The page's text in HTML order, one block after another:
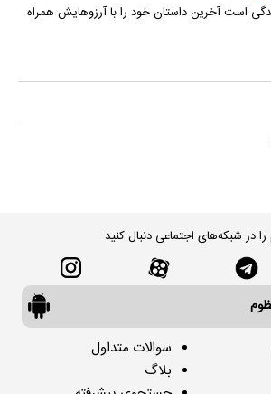
است آخرین داستان خود را با آرزوهایش همراه
در شبکه‌های اجتماعی دنبال کنید
سوالات متداول
بلاگ